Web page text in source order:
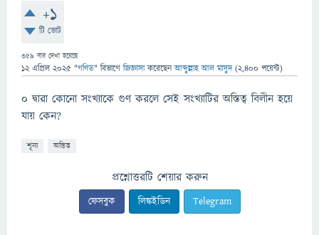
+1
টি ভোট
359 বার দেখা হয়েছে
12 এপ্রিল 2025 "গণিত" বিভাগে জিজ্ঞাসাকরেছেনআব্দুল্লাহ আল মাসুদ (2,400 পয়েন্ট)
০ দ্বারা কোনো সংখ্যাকে গুণ করলে সেই সংখ্যাটির অস্তিত্ব বিলীন হয়ে
যায় কেন?
শূন্য অস্তিত্ব
প্রশ্নোত্তরটি শেয়ার করুন
ফেসবুক লিঙ্কইডিন Telegram